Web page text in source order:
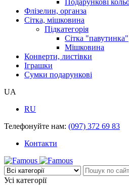
Подарункові
Флізелин, органза
Сітка, мішковина
Підкатегорія
Сітка "павутинка"
Мішковина
Конверти, листівки
Іграшки
Сумки подарункові
UA
RU
Телефонуйте нам: (097) 372 69 83
Контакти
Усі категорії